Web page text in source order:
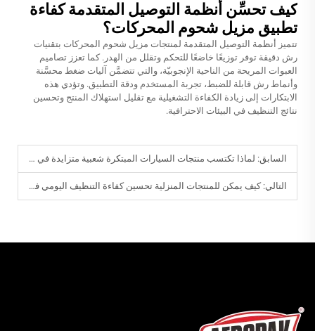
كيف تحسِّن أنظمة التوصيل المتقدمة كفاءة
تطبيق مزيل شحوم المحركات؟
تتميز أنظمة التوصيل المتقدمة لمنتجات مزيل شحوم المحركات بتقنيات
رش دقيقة توفر توزيعًا خاضعًا للتحكم وتقلل من الهدر. كما تعزز تصاميم
العبوات المريحة من الناحية الإنجوبيّة، والتي تتضمَّن آليات ضغط محسَّنة
وأنماط رش قابلة للضبط، تجربة المستخدم ودقة التطبيق. وتؤدي هذه
الابتكارات إلى زيادة الكفاءة التشغيلية مع تقليل استهلاك المنتج وتحسين
نتائج التنظيف في البيئات الاحترافية.
السابق: لماذا تكتسب منتجات السيارات المبتكرة شعبية متزايدة في ورش العمل؟
التالي:كيف يمكن للمنتجات المنزلية تحسين كفاءة التنظيف اليومي في المنزل؟